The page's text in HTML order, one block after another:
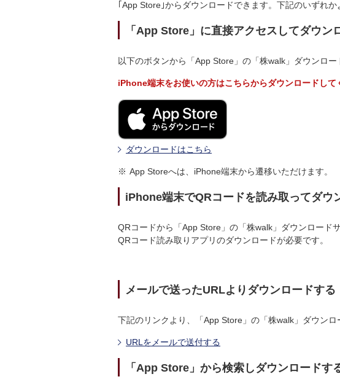
｢App Store｣からダウンロードできます。下記のいずれか
「App Store」に直接アクセスしてダウン
以下のボタンから「App Store」の「株walk」ダウンロー
iPhone端末をお使いの方はこちらからダウンロードして
ダウンロードはこちら
※ App Storeへは、iPhone端末から遷移いただけます。
iPhone端末でQRコードを読み取ってダウ
QRコードから「App Store」の「株walk」ダウンロード
QRコード読み取りアプリのダウンロードが必要です。
メールで送ったURLよりダウンロードする
下記のリンクより、「App Store」の「株walk」ダウン
URLをメールで送付する
「App Store」から検索しダウンロードす